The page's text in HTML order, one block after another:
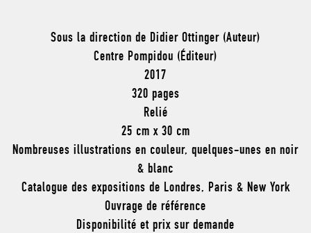
Sous la direction de Didier Ottinger (Auteur)
Centre Pompidou (Éditeur)
2017
320 pages
Relié
25 cm x 30 cm
Nombreuses illustrations en couleur, quelques-unes en noir
& blanc
Catalogue des expositions de Londres, Paris & New York
Ouvrage de référence
Disponibilité et prix sur demande